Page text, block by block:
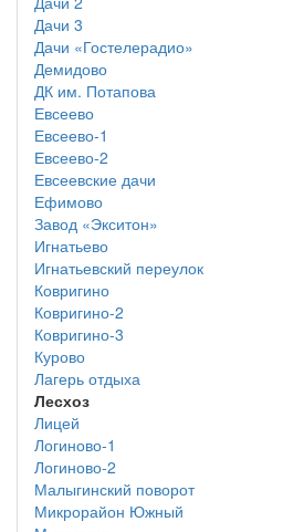
Дачи 3
Дачи «Гостелерадио»
Демидово
ДК им. Потапова
Евсеево
Евсеево-1
Евсеево-2
Евсеевские дачи
Ефимово
Завод «Экситон»
Игнатьево
Игнатьевский переулок
Ковригино
Ковригино-2
Ковригино-3
Курово
Лагерь отдыха
Лесхоз
Лицей
Логиново-1
Логиново-2
Малыгинский поворот
Микрорайон Южный